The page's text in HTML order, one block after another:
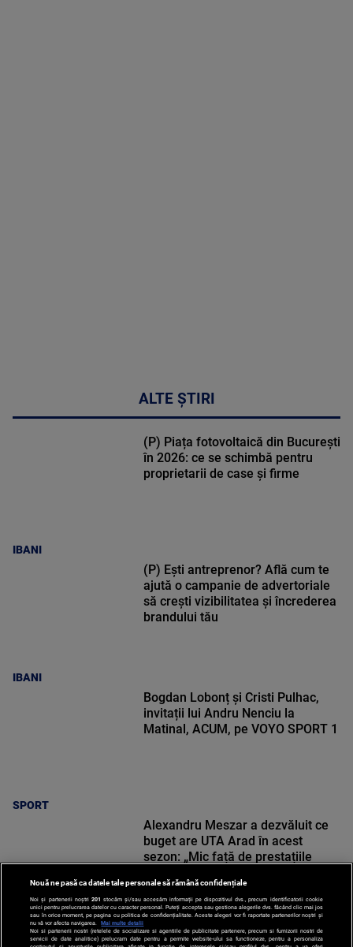
ALTE ȘTIRI
IBANI
(P) Piața fotovoltaică din București
în 2026: ce se schimbă pentru
proprietarii de case și firme
IBANI
(P) Ești antreprenor? Află cum te
ajută o campanie de advertoriale
să crești vizibilitatea și încrederea
brandului tău
SPORT
Bogdan Lobonț și Cristi Pulhac,
invitații lui Andru Nenciu la
Matinal, ACUM, pe VOYO SPORT 1
SPORT
Alexandru Meszar a dezvăluit ce
buget are UTA Arad în acest
sezon: „Mic față de prestațiile
Nouă ne pasă ca datele tale personale să rămână confidențiale
Noi și partenerii noștri 201 stocăm și/sau accesăm informații pe dispozitivul dvs., precum identificatorii cookie
unici pentru prelucrarea datelor cu caracter personal. Puteți accepta sau gestiona alegerile dvs. făcând clic mai jos
sau în orice moment, pe pagina cu politica de confidențialitate. Aceste alegeri vor fi raportate partenerilor noștri și
nu vă vor afecta navigarea.
Mai multe detalii
Noi si partenerii nostri (retelele de socializare si agentiile de publicitate partenere, precum si furnizorii nostri de
servicii de date analitice) prelucram date pentru a permite website-ului sa functioneze, pentru a personaliza